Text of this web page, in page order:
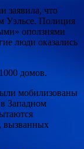
заявила, что
Уэльсе. Полиция
оползнями
люди оказались
домов.
мобилизованы
Западном
вызванных